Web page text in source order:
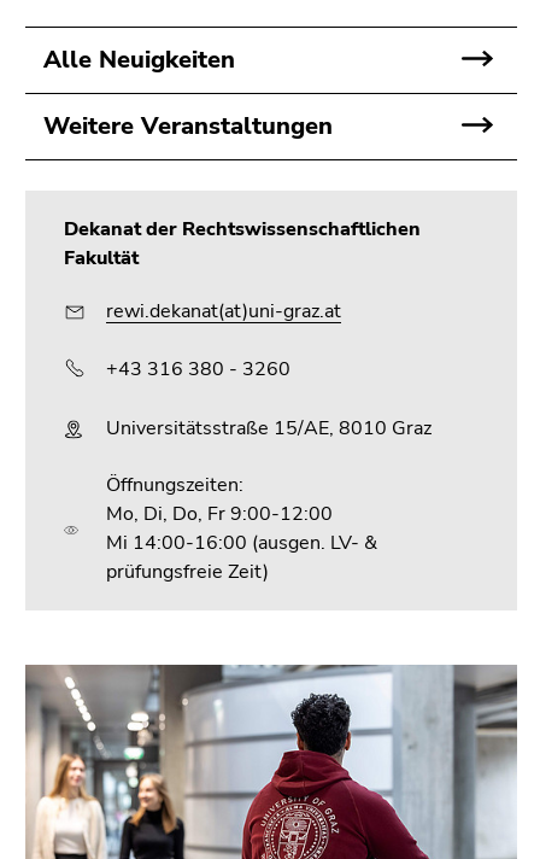
Alle Neuigkeiten
Weitere Veranstaltungen
Dekanat der Rechtswissenschaftlichen
Fakultät
rewi.dekanat(at)uni-graz.at
+43 316 380 - 3260
Universitätsstraße 15/AE, 8010 Graz
Öffnungszeiten:
Mo, Di, Do, Fr 9:00-12:00
Mi 14:00-16:00 (ausgen. LV- &
prüfungsfreie Zeit)